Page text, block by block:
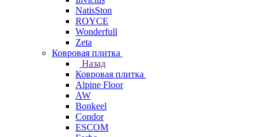
NatisSton
ROYCE
Wonderfull
Zeta
Ковровая плитка
Назад
Ковровая плитка
Alpine Floor
AW
Bonkeel
Condor
ESCOM